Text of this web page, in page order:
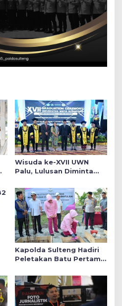
Wisuda ke-XVII UWN
Palu, Lulusan Diminta
Daerah
Kapolda Sulteng Hadiri
Peletakan Batu Pertama
di Sekolah YKB